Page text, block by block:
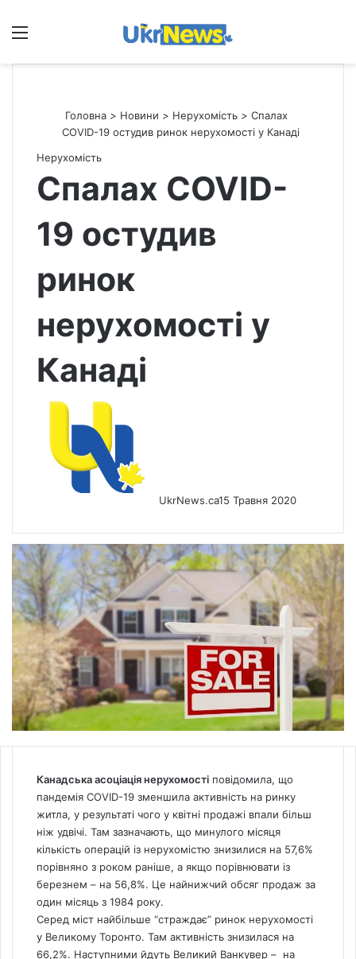
Меню
Головна > Новини > Нерухомість > Спалах
COVID-19 остудив ринок нерухомості у Канаді
Нерухомість
Спалах COVID-
19 остудив
ринок
нерухомості у
Канаді
UkrNews.ca15 Травня 2020
Канадська асоціація нерухомості повідомила, що
пандемія COVID-19 зменшила активність на ринку
житла, у результаті чого у квітні продажі впали більш
ніж удвічі. Там зазначають, що минулого місяця
кількість операцій із нерухомістю знизилися на 57,6%
порівняно з роком раніше, а якщо порівнювати із
березнем – на 56,8%. Це найнижчий обсяг продаж за
один місяць з 1984 року.
Серед міст найбільше “страждає” ринок нерухомості
у Великому Торонто. Там активність знизилася на
66,2%. Наступними йдуть Великий Ванкувер – на